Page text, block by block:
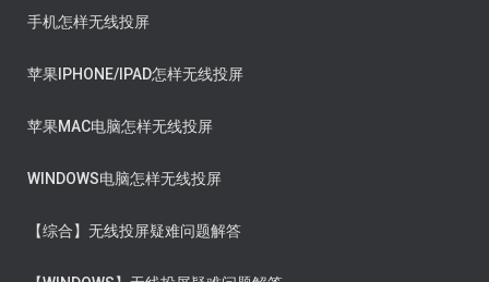
手机怎样无线投屏
苹果IPHONE/IPAD怎样无线投屏
苹果MAC电脑怎样无线投屏
WINDOWS电脑怎样无线投屏
【综合】无线投屏疑难问题解答